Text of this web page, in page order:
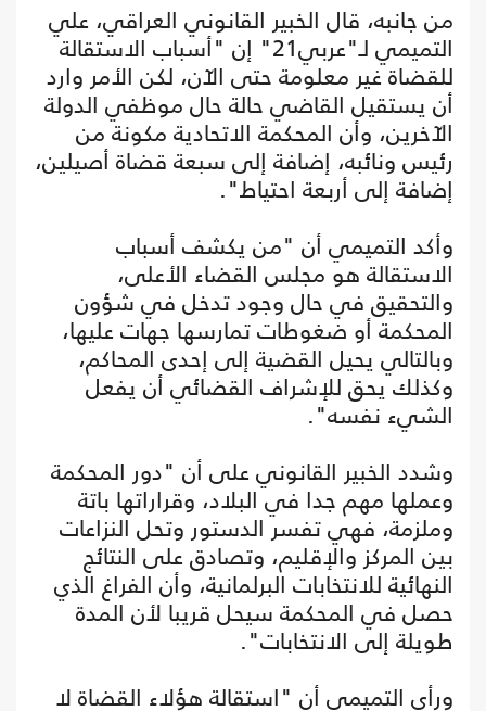
من جانبه، قال الخبير القانوني العراقي، علي
التميمي لـ"عربي21" إن "أسباب الاستقالة
للقضاة غير معلومة حتى الآن، لكن الأمر وارد
أن يستقيل القاضي حالة حال موظفي الدولة
الآخرين، وأن المحكمة الاتحادية مكونة من
رئيس ونائبه، إضافة إلى سبعة قضاة أصيلين،
إضافة إلى أربعة احتياط".
وأكد التميمي أن "من يكشف أسباب
الاستقالة هو مجلس القضاء الأعلى،
والتحقيق في حال وجود تدخل في شؤون
المحكمة أو ضغوطات تمارسها جهات عليها،
وبالتالي يحيل القضية إلى إحدى المحاكم،
وكذلك يحق للإشراف القضائي أن يفعل
الشيء نفسه".
وشدد الخبير القانوني على أن "دور المحكمة
وعملها مهم جدا في البلاد، وقراراتها باتة
وملزمة، فهي تفسر الدستور وتحل النزاعات
بين المركز والإقليم، وتصادق على النتائج
النهائية للانتخابات البرلمانية، وأن الفراغ الذي
حصل في المحكمة سيحل قريبا لأن المدة
طويلة إلى الانتخابات".
ورأى التميمي أن "استقالة هؤلاء القضاة لا